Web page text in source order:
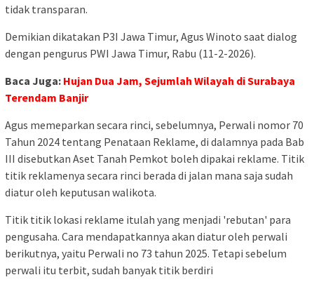
tidak transparan.
Demikian dikatakan P3I Jawa Timur, Agus Winoto saat dialog
dengan pengurus PWI Jawa Timur, Rabu (11-2-2026).
Baca Juga: Hujan Dua Jam, Sejumlah Wilayah di Surabaya
Terendam Banjir
Agus memeparkan secara rinci, sebelumnya, Perwali nomor 70
Tahun 2024 tentang Penataan Reklame, di dalamnya pada Bab
III disebutkan Aset Tanah Pemkot boleh dipakai reklame. Titik
titik reklamenya secara rinci berada di jalan mana saja sudah
diatur oleh keputusan walikota.
Titik titik lokasi reklame itulah yang menjadi 'rebutan' para
pengusaha. Cara mendapatkannya akan diatur oleh perwali
berikutnya, yaitu Perwali no 73 tahun 2025. Tetapi sebelum
perwali itu terbit, sudah banyak titik berdiri